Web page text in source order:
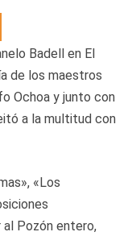
Badell en El
de los maestros
Ochoa y junto con
a la multitud con
«Los
Pozón entero,